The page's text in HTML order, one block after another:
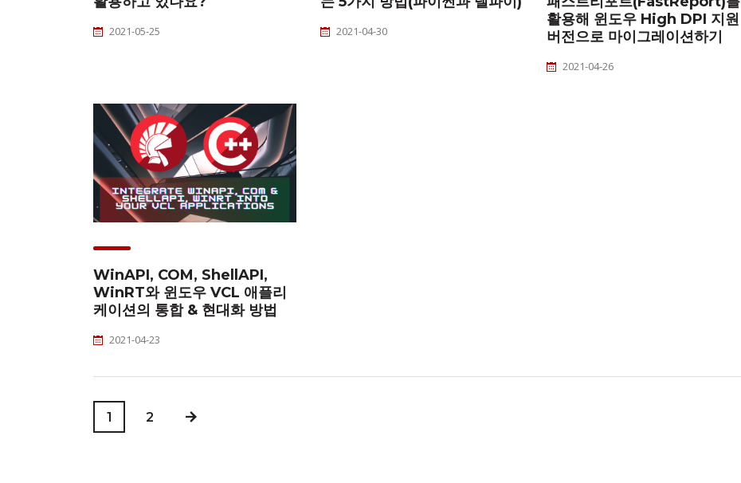
2021-05-25 2021-04-30
활용해 윈도우 High DPI 지원
버전으로 마이그레이션하기
2021-04-26
WinAPI, COM, ShellAPI,
WinRT와 윈도우 VCL 애플리
케이션의 통합 & 현대화 방법
2021-04-23
1 2